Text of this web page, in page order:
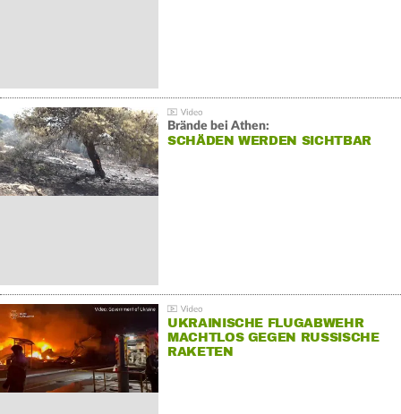
Brände bei Athen:
SCHÄDEN WERDEN SICHTBAR
UKRAINISCHE FLUGABWEHR
MACHTLOS GEGEN RUSSISCHE
RAKETEN